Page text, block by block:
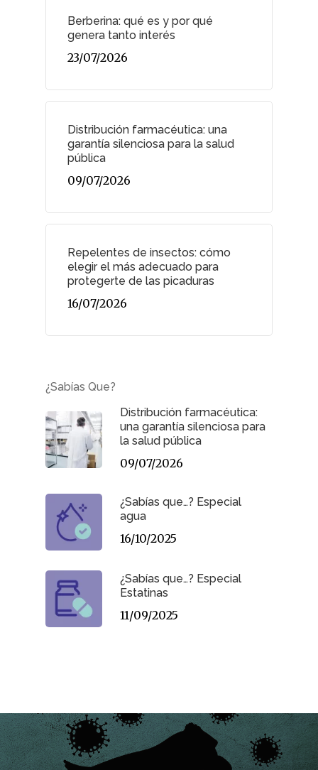
Berberina: qué es y por qué
genera tanto interés
23/07/2026
Distribución farmacéutica: una
garantía silenciosa para la salud
pública
09/07/2026
Repelentes de insectos: cómo
elegir el más adecuado para
protegerte de las picaduras
16/07/2026
¿Sabías Que?
Distribución farmacéutica:
una garantía silenciosa para
la salud pública
09/07/2026
¿Sabías que…? Especial
agua
16/10/2025
¿Sabías que…? Especial
Estatinas
11/09/2025